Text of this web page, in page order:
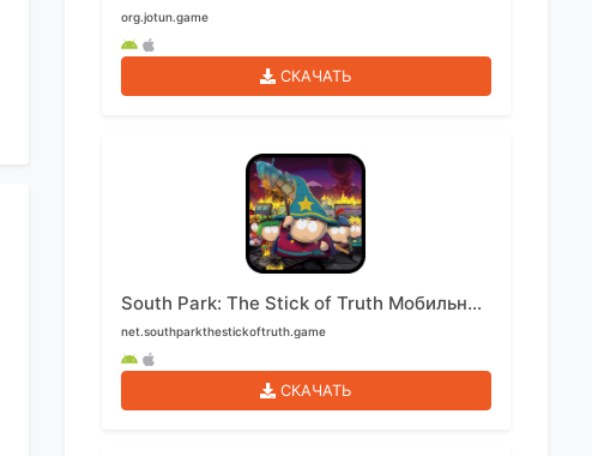
org.jotun.game
СКАЧАТЬ
South Park: The Stick of Truth Мобильный
net.southparkthestickoftruth.game
СКАЧАТЬ